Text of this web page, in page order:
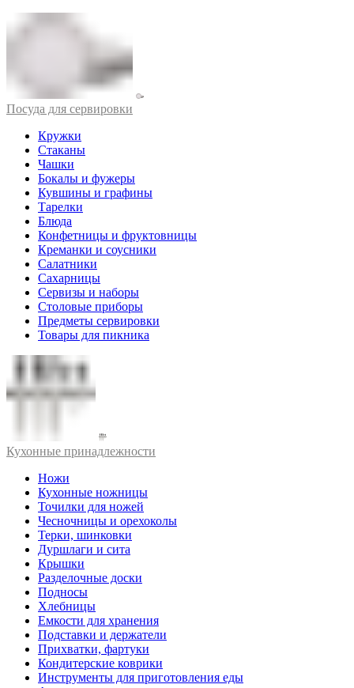
Посуда для сервировки
Кружки
Стаканы
Чашки
Бокалы и фужеры
Кувшины и графины
Тарелки
Блюда
Конфетницы и фруктовницы
Креманки и соусники
Салатники
Сахарницы
Сервизы и наборы
Столовые приборы
Предметы сервировки
Товары для пикника
Кухонные принадлежности
Ножи
Кухонные ножницы
Точилки для ножей
Чесночницы и орехоколы
Терки, шинковки
Дуршлаги и сита
Крышки
Разделочные доски
Подносы
Хлебницы
Емкости для хранения
Подставки и держатели
Прихватки, фартуки
Кондитерские коврики
Инструменты для приготовления еды